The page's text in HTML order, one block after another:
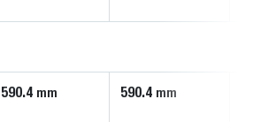
590.4 mm 590.4 mm